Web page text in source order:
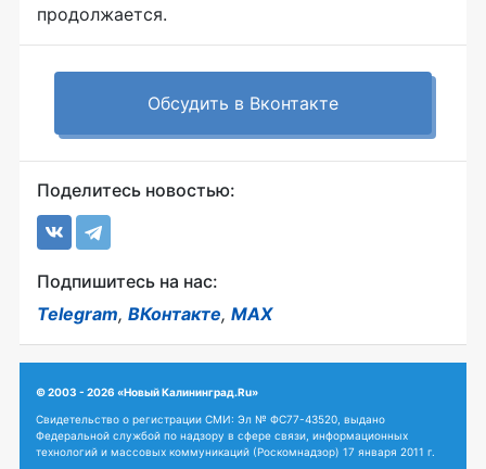
продолжается.
Обсудить в Вконтакте
Поделитесь новостью:
Подпишитесь на нас:
Telegram, ВКонтакте, MAX
© 2003 - 2026 «Новый Калининград.Ru»
Свидетельство о регистрации СМИ: Эл № ФС77-43520, выдано
Федеральной службой по надзору в сфере связи, информационных
технологий и массовых коммуникаций (Роскомнадзор) 17 января 2011 г.